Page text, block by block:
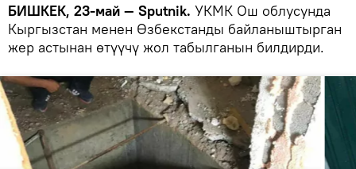
БИШКЕК, 23-май — Sputnik. УКМК Ош облусунда
Кыргызстан менен Өзбекстанды байланыштырган
жер астынан өтүүчү жол табылганын билдирди.